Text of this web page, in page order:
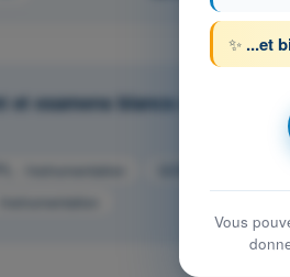
et examens blancs
QCM
✨ ...et
Vous